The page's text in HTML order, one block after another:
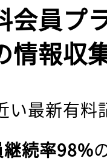
会員プ
情報収
い最新有料
続率98%